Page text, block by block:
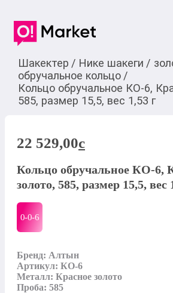
Шакектер / Нике шакеги /
обручальное кольцо /
Кольцо обручальное КО-6,
585, размер 15,5, вес 1,53 г
22 529,00c
Кольцо обручальное КО-6,
золото, 585, размер 15,5, вес
0-0-6
Бренд: Алтын
Артикул: КО-6
Металл: Красное золото
Проба: 585